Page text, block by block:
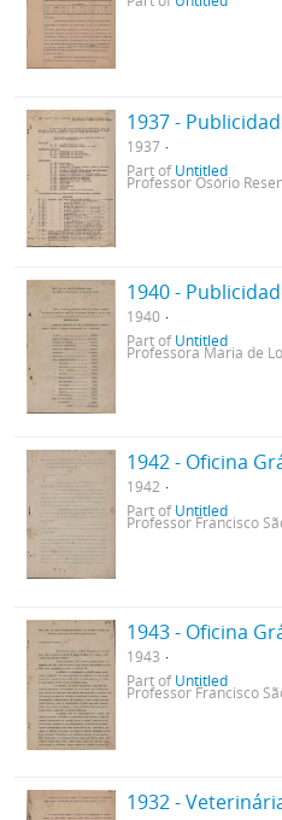
1937 -
1937
Part ofUntitled
Professor Osório
1940 -
1940
Part ofUntitled
Professora Maria de
1942 - Oficina
1942
Part ofUntitled
Professor Francisco
1943 - Oficina
1943
Part ofUntitled
Professor Francisco